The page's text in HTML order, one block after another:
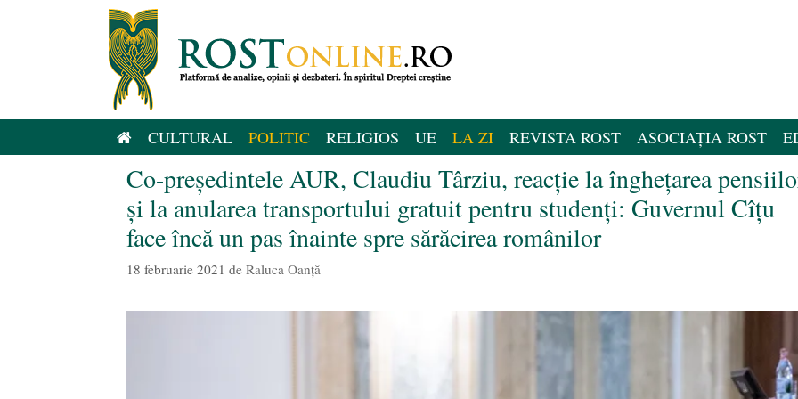
CULTURAL POLITIC RELIGIOS UE LA ZI REVISTA ROST ASOCIAȚIA ROST
Co-președintele AUR, Claudiu Târziu, reacție la înghețarea
și la anularea transportului gratuit pentru studenți: Guvernul Cîțu
face încă un pas înainte spre sărăcirea românilor
18 februarie 2021 de Raluca Oanță